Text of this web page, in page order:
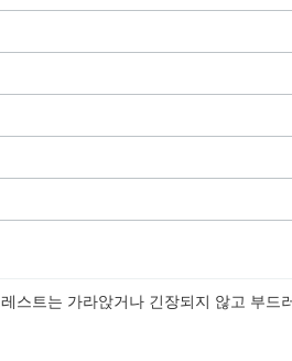
스트는 가라앉거나 긴장되지 않고 부드